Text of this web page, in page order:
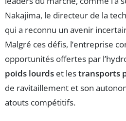
Nakajima, le directeur de la
qui a reconnu un avenir
Malgré ces défis, l’entreprise
opportunités offertes par
poids lourds et lestransports
de ravitaillement et son
atouts compétitifs.